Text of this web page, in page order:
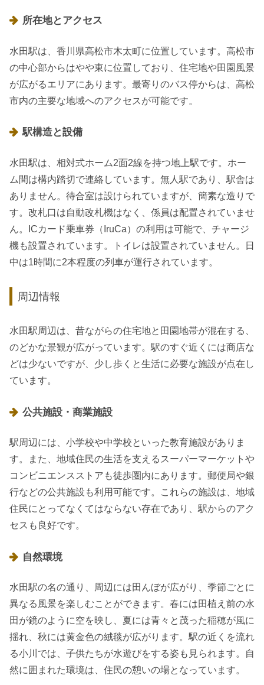
所在地とアクセス
水田駅は、香川県高松市木太町に位置しています。高松市
の中心部からはやや東に位置しており、住宅地や田園風景
が広がるエリアにあります。最寄りのバス停からは、高松
市内の主要な地域へのアクセスが可能です。
駅構造と設備
水田駅は、相対式ホーム2面2線を持つ地上駅です。ホー
ム間は構内踏切で連絡しています。無人駅であり、駅舎は
ありません。待合室は設けられていますが、簡素な造りで
す。改札口は自動改札機はなく、係員は配置されていませ
ん。ICカード乗車券（IruCa）の利用は可能で、チャージ
機も設置されています。トイレは設置されていません。日
中は1時間に2本程度の列車が運行されています。
周辺情報
水田駅周辺は、昔ながらの住宅地と田園地帯が混在する、
のどかな景観が広がっています。駅のすぐ近くには商店な
どは少ないですが、少し歩くと生活に必要な施設が点在し
ています。
公共施設・商業施設
駅周辺には、小学校や中学校といった教育施設がありま
す。また、地域住民の生活を支えるスーパーマーケットや
コンビニエンスストアも徒歩圏内にあります。郵便局や銀
行などの公共施設も利用可能です。これらの施設は、地域
住民にとってなくてはならない存在であり、駅からのアク
セスも良好です。
自然環境
水田駅の名の通り、周辺には田んぼが広がり、季節ごとに
異なる風景を楽しむことができます。春には田植え前の水
田が鏡のように空を映し、夏には青々と茂った稲穂が風に
揺れ、秋には黄金色の絨毯が広がります。駅の近くを流れ
る小川では、子供たちが水遊びをする姿も見られます。自
然に囲まれた環境は、住民の憩いの場となっています。